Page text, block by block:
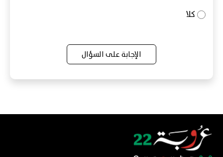
كلا
الإجابة على السؤال